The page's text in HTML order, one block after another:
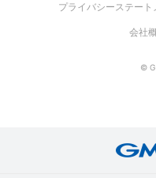
プライバシーステート
会社
©